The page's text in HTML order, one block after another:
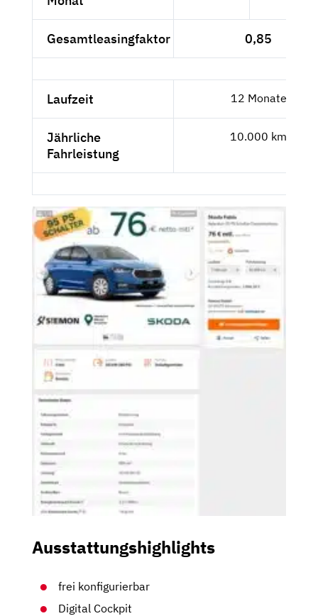
Gesamtleasingfaktor 0,85
Laufzeit 12 Monate
Jährliche
Fahrleistung
10.000 km
Ausstattungshighlights
frei konfigurierbar
Digital Cockpit